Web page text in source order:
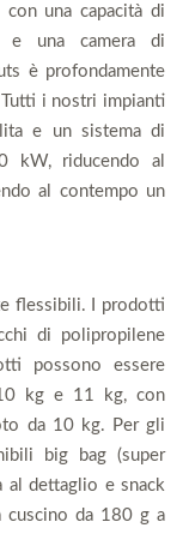
una capacità di
e una camera di
è profondamente
i nostri impianti
e un sistema di
kW, riducendo al
al contempo un
flessibili. I prodotti
di polipropilene
possono essere
kg e 11 kg, con
da 10 kg. Per gli
big bag (super
al dettaglio e snack
cuscino da 180 g a